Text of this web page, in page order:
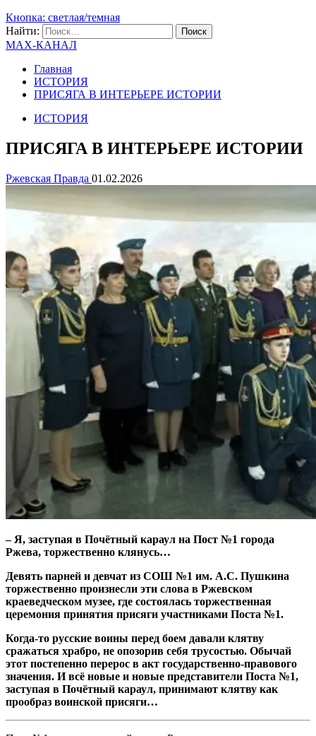
Кнопка: светлая/темная
Найти:
MAX-КАНАЛ
Главная
ИСТОРИЯ
ПРИСЯГА В ИНТЕРЬЕРЕ ИСТОРИИ
ИСТОРИЯ
ПРИСЯГА В ИНТЕРЬЕРЕ ИСТОРИИ
Ржевская Правда 01.02.2026
– Я, заступая в Почётный караул на Пост №1 города
Ржева, торжественно клянусь…
Девять парней и девчат из СОШ №1 им. А.С. Пушкина
торжественно произнесли эти слова в Ржевском
краеведческом музее, где состоялась торжественная
церемония принятия присяги участниками Поста №1.
Когда-то русские воины перед боем давали клятву
сражаться храбро, не опозорив себя трусостью. Обычай
этот постепенно перерос в акт государственно-правового
значения. И всё новые и новые представители Поста №1,
заступая в Почётный караул, принимают клятву как
прообраз воинской присяги…